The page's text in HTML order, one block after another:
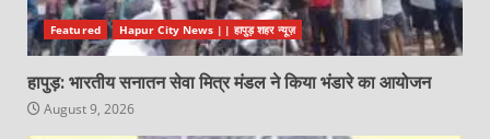
Featured Hapur City News || हापुड़ शहर न्यूज़
हापुड़: भारतीय सनातन सेवा मित्र मंडल ने किया भंडारे का आयोजन
August 9, 2026